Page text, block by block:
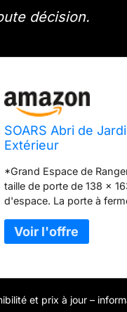
décision.
SOARS Abri de
Extérieur
*Grand Espace de
taille de porte de 138 x
d'espace. La porte à
tubes en métal à haute
au renforcement
couverture étendue vous
et prix à jour –